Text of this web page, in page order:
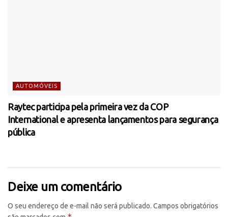
AUTOMÓVEIS
Raytec participa pela primeira vez da COP
International e apresenta lançamentos para segurança
pública
Deixe um comentário
O seu endereço de e-mail não será publicado. Campos obrigatórios